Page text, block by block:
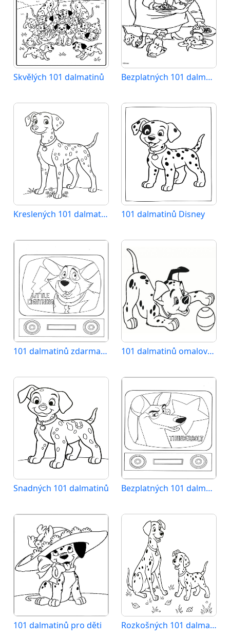
Skvělých 101 dalmatinů Bezplatných 101 dalmatinů
Kreslených 101 dalmatinů 101 dalmatinů Disney
101 dalmatinů zdarma pro děti 101 dalmatinů omalovánka zdarma
Snadných 101 dalmatinů Bezplatných 101 dalmatinů k vytisknutí
101 dalmatinů pro děti Rozkošných 101 dalmatinů